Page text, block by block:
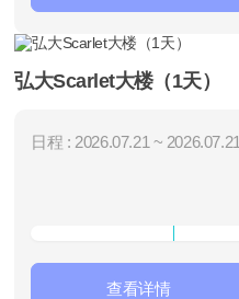
弘大Scarlet大楼（1天）
日程 : 2026.07.21 ~ 2026.07.21
查看详情